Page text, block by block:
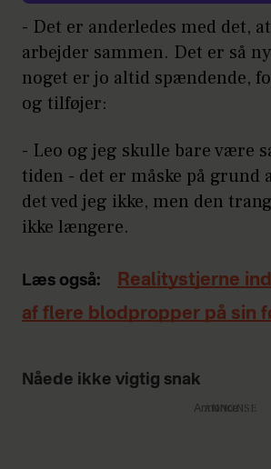
- Det er anderledes med det,
arbejder sammen. Det er så
noget er jo altid spændende,
og tilføjer:
- Leo og jeg skulle bare være
tiden - det er måske på grund
det ved jeg ikke, men den
ikke længere.
Læs også:
Realitystjerne
af flere blodpropper på sin
Nåede ikke vigtig snak
Annonce